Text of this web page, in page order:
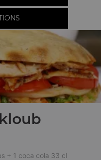
+ 1 coca cola 33 cl